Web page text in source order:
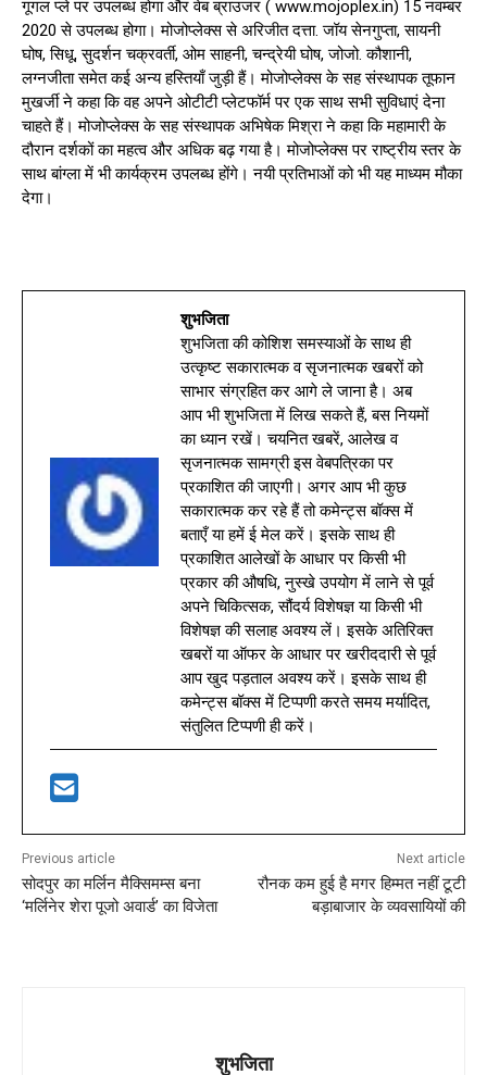
गूगल प्ले पर उपलब्ध होगा और वेब ब्राउजर ( www.mojoplex.in) 15 नवम्बर
2020 से उपलब्ध होगा। मोजोप्लेक्स से अरिजीत दत्ता. जॉय सेनगुप्ता, सायनी
घोष, सिधू, सुदर्शन चक्रवर्ती, ओम साहनी, चन्द्रेयी घोष, जोजो. कौशानी,
लग्नजीता समेत कई अन्य हस्तियाँ जुड़ी हैं। मोजोप्लेक्स के सह संस्थापक तूफान
मुखर्जी ने कहा कि वह अपने ओटीटी प्लेटफॉर्म पर एक साथ सभी सुविधाएं देना
चाहते हैं। मोजोप्लेक्स के सह संस्थापक अभिषेक मिश्रा ने कहा कि महामारी के
दौरान दर्शकों का महत्व और अधिक बढ़ गया है। मोजोप्लेक्स पर राष्ट्रीय स्तर के
साथ बांग्ला में भी कार्यक्रम उपलब्ध होंगे। नयी प्रतिभाओं को भी यह माध्यम मौका
देगा।
शुभजिता
शुभजिता की कोशिश समस्याओं के साथ ही
उत्कृष्ट सकारात्मक व सृजनात्मक खबरों को
साभार संग्रहित कर आगे ले जाना है। अब
आप भी शुभजिता में लिख सकते हैं, बस नियमों
का ध्यान रखें। चयनित खबरें, आलेख व
सृजनात्मक सामग्री इस वेबपत्रिका पर
प्रकाशित की जाएगी। अगर आप भी कुछ
सकारात्मक कर रहे हैं तो कमेन्ट्स बॉक्स में
बताएँ या हमें ई मेल करें। इसके साथ ही
प्रकाशित आलेखों के आधार पर किसी भी
प्रकार की औषधि, नुस्खे उपयोग में लाने से पूर्व
अपने चिकित्सक, सौंदर्य विशेषज्ञ या किसी भी
विशेषज्ञ की सलाह अवश्य लें। इसके अतिरिक्त
खबरों या ऑफर के आधार पर खरीददारी से पूर्व
आप खुद पड़ताल अवश्य करें। इसके साथ ही
कमेन्ट्स बॉक्स में टिप्पणी करते समय मर्यादित,
संतुलित टिप्पणी ही करें।
Previous article
सोदपुर का मर्लिन मैक्सिमम्स बना
‘मर्लिनेर शेरा पूजो अवार्ड’ का विजेता
Next article
रौनक कम हुई है मगर हिम्मत नहीं टूटी
बड़ाबाजार के व्यवसायियों की
शुभजिता